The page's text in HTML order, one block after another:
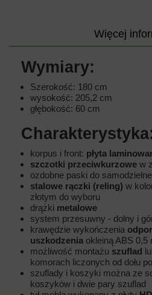
Więcej
Wymiary:
Szerokość: 180 cm
wysokość: 205,2 cm
głębokość: 60 cm
korpus i front: płyta
szczotki przeciwkurzowe w
ozdobne paski do
stalowe rączki (reling) w
złotym do wyboru
drążki metalowe
system przesuwny - dolny i
krawędzie wykończenia
uszkodzenia okleiną ABS 0,5
możliwość montażu szuflad
komorach liczonych od dołu
szuflady i koszyki można ze
koszyków i dwie pary szuflad